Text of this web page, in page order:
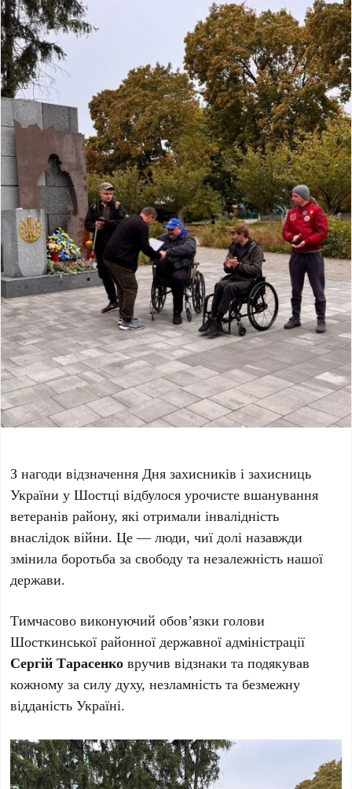
З нагоди відзначення Дня захисників і захисниць
України у Шостці відбулося урочисте вшанування
ветеранів району, які отримали інвалідність
внаслідок війни. Це — люди, чиї долі назавжди
змінила боротьба за свободу та незалежність нашої
держави.
Тимчасово виконуючий обов’язки голови
Шосткинської районної державної адміністрації
Сергій Тарасенковручив відзнаки та подякував
кожному за силу духу, незламність та безмежну
відданість Україні.